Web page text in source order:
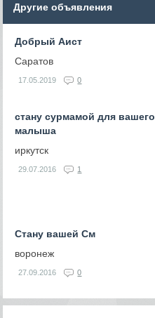
Другие объявления
Добрый Аист
Саратов
17.05.2019 0
стану сурмамой для вашего
малыша
иркутск
29.07.2016 1
Стану вашей См
воронеж
27.09.2016 0